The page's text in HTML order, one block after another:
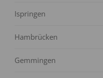
Ispringen
Hambrücken
Gemmingen